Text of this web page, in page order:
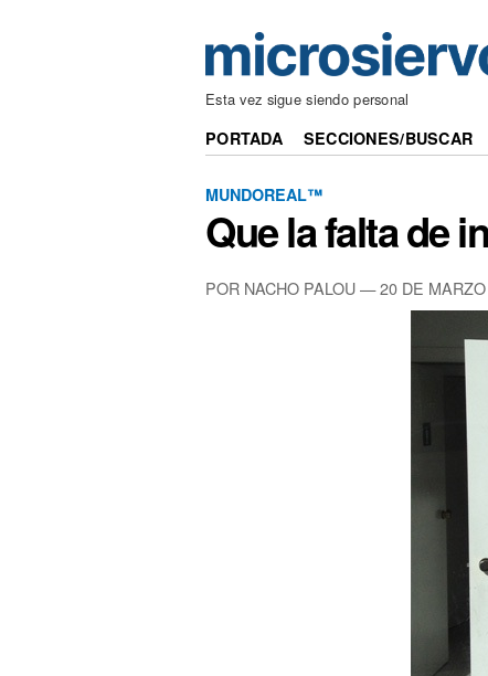
Esta vez sigue siendo personal
PORTADA SECCIONES/BUSCAR
MUNDOREAL™
Que la falta de
POR NACHO PALOU —20 DE